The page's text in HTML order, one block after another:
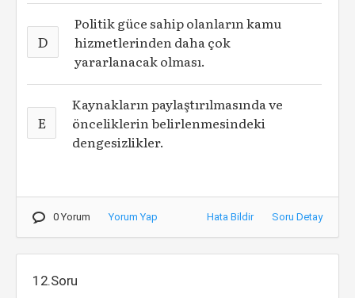
D
Politik güce sahip olanların kamu
hizmetlerinden daha çok
yararlanacak olması.
E
Kaynakların paylaştırılmasında ve
önceliklerin belirlenmesindeki
dengesizlikler.
0 Yorum Yorum Yap Hata Bildir Soru Detay
12.Soru